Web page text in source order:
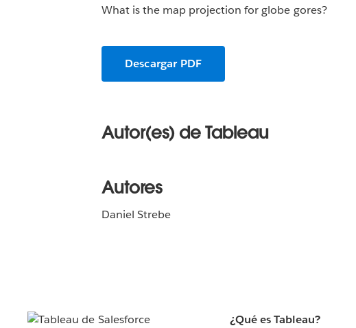
What is the map projection for globe gores?
Descargar PDF
Autor(es) de Tableau
Autores
Daniel Strebe
¿Qué es Tableau?